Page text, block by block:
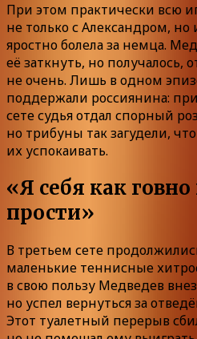
При этом практически всю
не только с Александром, но
яростно болела за немца.
её заткнуть, но получалось,
не очень. Лишь в одном
поддержали россиянина:
сете судья отдал спорный
но трибуны так загудели,
их успокаивать.
«Я себя как говно
прости»
В третьем сете
маленькие теннисные
в свою пользу Медведев
но успел вернуться за
Этот туалетный перерыв